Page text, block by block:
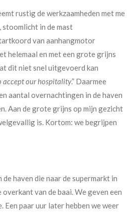
rustig de werkzaamheden met me
stoomlicht in de mast
van aanhangmotor
helemaal en met een grote grijns
dit niet snel uitgevoerd kan
accept our hospitality.” Daarmee
aantal overnachtingen in de haven
Aan de grote grijns op mijn gezicht
is. Kortom: we begrijpen
de haven die naar de supermarkt in
overkant van de baai. We geven een
Een paar uur later hebben we weer